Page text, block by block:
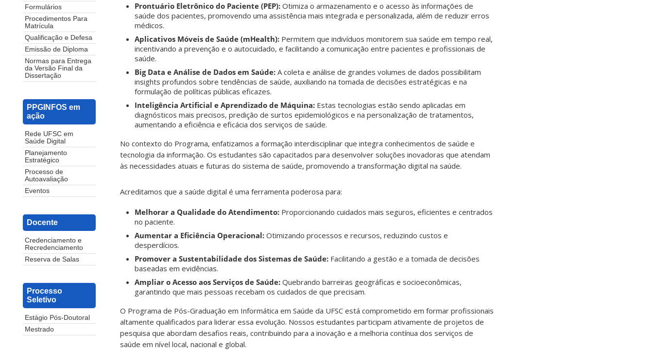
Formulários
Procedimentos Para
Matrícula
Qualificação e Defesa
Emissão de Diploma
Normas para Entrega
da Versão Final da
Dissertação
PPGINFOS em
ação
Rede UFSC em
Saúde Digital
Planejamento
Estratégico
Processo de
Autoavaliação
Eventos
Docente
Credenciamento e
Recredenciamento
Reserva de Salas
Processo
Seletivo
Estágio Pós-Doutoral
Mestrado
Prontuário Eletrônico do Paciente (PEP): Otimiza o armazenamento e o acesso às informações de
saúde dos pacientes, promovendo uma assistência mais integrada e personalizada, além de reduzir erros
médicos.
Aplicativos Móveis de Saúde (mHealth): Permitem que indivíduos monitorem sua saúde em tempo real,
incentivando a prevenção e o autocuidado, e facilitando a comunicação entre pacientes e profissionais de
saúde.
Big Data e Análise de Dados em Saúde: A coleta e análise de grandes volumes de dados possibilitam
insights profundos sobre tendências de saúde, auxiliando na tomada de decisões estratégicas e na
formulação de políticas públicas eficazes.
Inteligência Artificial e Aprendizado de Máquina: Estas tecnologias estão sendo aplicadas em
diagnósticos mais precisos, predição de surtos epidemiológicos e na personalização de tratamentos,
aumentando a eficiência e eficácia dos serviços de saúde.
No contexto do Programa, enfatizamos a formação interdisciplinar que integra conhecimentos de saúde e
tecnologia da informação. Os estudantes são capacitados para desenvolver soluções inovadoras que atendam
às necessidades atuais e futuras do sistema de saúde, promovendo a transformação digital na saúde.
Acreditamos que a saúde digital é uma ferramenta poderosa para:
Melhorar a Qualidade do Atendimento: Proporcionando cuidados mais seguros, eficientes e centrados
no paciente.
Aumentar a Eficiência Operacional: Otimizando processos e recursos, reduzindo custos e
desperdícios.
Promover a Sustentabilidade dos Sistemas de Saúde: Facilitando a gestão e a tomada de decisões
baseadas em evidências.
Ampliar o Acesso aos Serviços de Saúde: Quebrando barreiras geográficas e socioeconômicas,
garantindo que mais pessoas recebam os cuidados de que precisam.
O Programa de Pós-Graduação em Informática em Saúde da UFSC está comprometido em formar profissionais
altamente qualificados para liderar essa evolução. Nossos estudantes participam ativamente de projetos de
pesquisa que abordam desafios reais, contribuindo para a inovação e a melhoria contínua dos serviços de
saúde em nível local, nacional e global.